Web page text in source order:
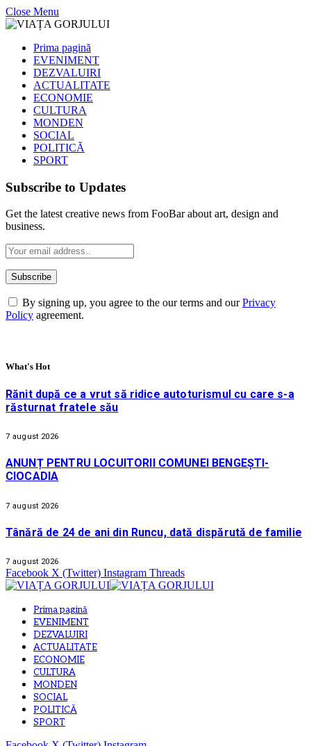
Close Menu
Prima pagină
EVENIMENT
DEZVALUIRI
ACTUALITATE
ECONOMIE
CULTURA
MONDEN
SOCIAL
POLITICĂ
SPORT
Subscribe to Updates
Get the latest creative news from FooBar about art, design and
business.
By signing up, you agree to the our terms and ourPrivacy
Policy agreement.
What's Hot
Rănit după ce a vrut să ridice autoturismul cu care s-a
răsturnat fratele său
7 august 2026
ANUNȚ PENTRU LOCUITORII COMUNEI BENGEȘTI-
CIOCADIA
7 august 2026
Tânără de 24 de ani din Runcu, dată dispărută de familie
7 august 2026
Facebook X (Twitter) Instagram Threads
Prima pagină
EVENIMENT
DEZVALUIRI
ACTUALITATE
ECONOMIE
CULTURA
MONDEN
SOCIAL
POLITICĂ
SPORT